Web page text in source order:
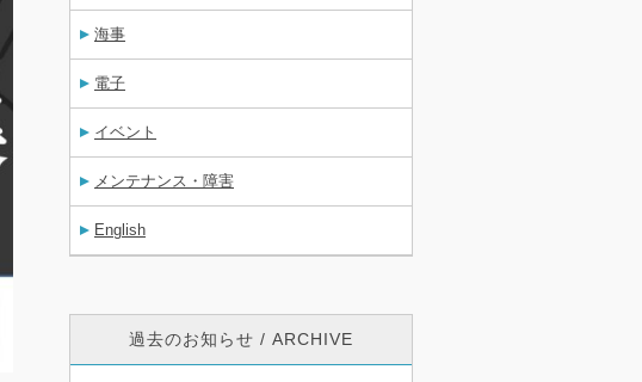
海事
電子
イベント
メンテナンス・障害
English
過去のお知らせ / ARCHIVE